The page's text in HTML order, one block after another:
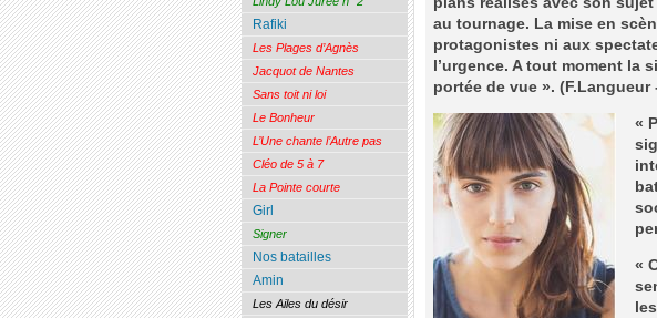
au tournage. La mise en
protagonistes ni aux
l’urgence. A tout moment la
portée de vue ». (F.Langueur
«
«
Rafiki
Les Plages d’Agnès
Jacquot de Nantes
Sans toit ni loi
Le Bonheur
L’Une chante l’Autre pas
Cléo de 5 à 7
La Pointe courte
Girl
Signer
Nos batailles
Amin
Les Ailes du désir